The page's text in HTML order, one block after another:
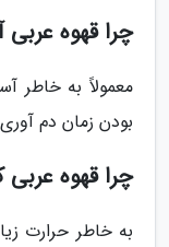
چرا قهوه عربی
معمولاً به خاطر
بودن زمان دم
چرا قهوه
به خاطر حرارت